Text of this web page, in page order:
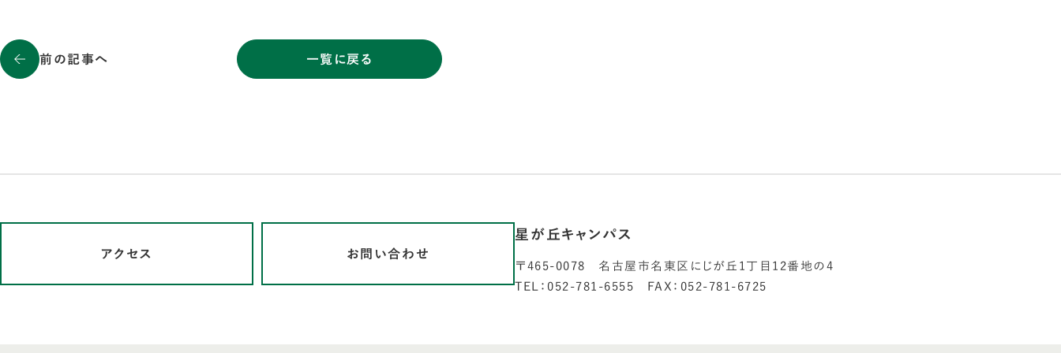
前の記事へ 一覧に戻る
アクセス お問い合わせ
星が丘キャンパス
〒465-0078 名古屋市名東区にじが丘1丁目12番地の4
TEL：052-781-6555 FAX：052-781-6725